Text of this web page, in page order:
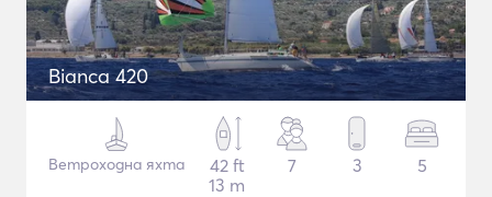
Bianca 420
Ветроходна яхта
42 ft
13 m
7 3 5